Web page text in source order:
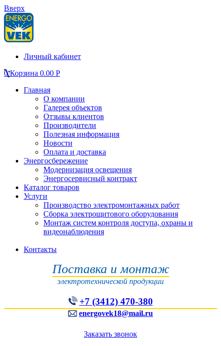
Вверх
Личный кабинет
0 Корзина 0.00 Р
Главная
О компании
Галерея объектов
Отзывы клиентов
Производители
Полезная информация
Новости
Оплата и доставка
Энергосбережение
Модернизация освещения
Энергосервисный контракт
Каталог товаров
Услуги
Производство электромонтажных работ
Сборка электрощитового оборудования
Монтаж систем контроля доступа, охраны и
видеонаблюдения
Контакты
Поставка и монтаж
электротехнической продукции
+7 (3412) 470-380
energovek18@mail.ru
Заказать звонок